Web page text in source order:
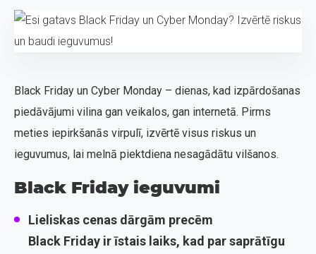
Black Friday un Cyber Monday – dienas, kad izpārdošanas
piedāvājumi vilina gan veikalos, gan internetā. Pirms
meties iepirkšanās virpulī, izvērtē visus riskus un
ieguvumus, lai melnā piektdiena nesagādātu vilšanos.
Black Friday ieguvumi
Lieliskas cenas dārgām precēm
Black Friday ir īstais laiks, kad par saprātīgu